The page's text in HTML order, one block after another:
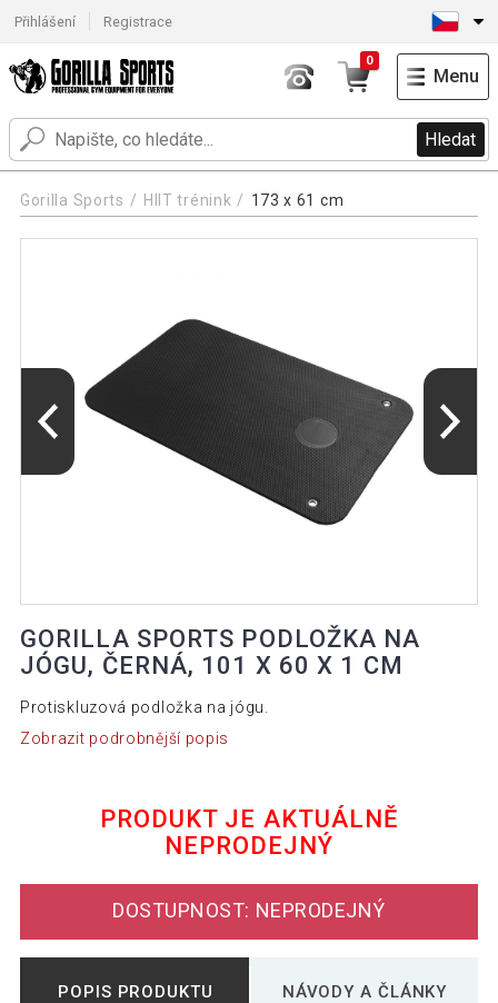
Přihlášení Registrace
Hledat
0
Menu
Gorilla Sports HIIT trénink 173 x 61 cm
GORILLA SPORTS PODLOŽKA NA
JÓGU, ČERNÁ, 101 X 60 X 1 CM
Protiskluzová podložka na jógu.
Zobrazit podrobnější popis
PRODUKT JE AKTUÁLNĚ
NEPRODEJNÝ
DOSTUPNOST: NEPRODEJNÝ
POPIS PRODUKTU NÁVODY A ČLÁNKY